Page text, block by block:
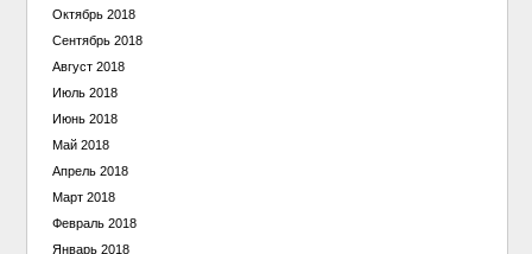
Октябрь 2018
Сентябрь 2018
Август 2018
Июль 2018
Июнь 2018
Май 2018
Апрель 2018
Март 2018
Февраль 2018
Январь 2018